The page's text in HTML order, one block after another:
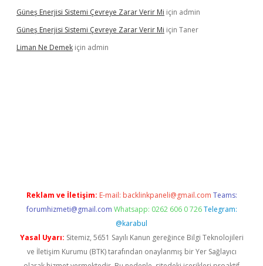
Güneş Enerjisi Sistemi Çevreye Zarar Verir Mi için admin
Güneş Enerjisi Sistemi Çevreye Zarar Verir Mi için Taner
Liman Ne Demek için admin
Reklam ve İletişim: E-mail: backlinkpaneli@gmail.com Teams:
forumhizmeti@gmail.com Whatsapp: 0262 606 0 726 Telegram:
@karabul
Yasal Uyarı: Sitemiz, 5651 Sayılı Kanun gereğince Bilgi Teknolojileri
ve İletişim Kurumu (BTK) tarafından onaylanmış bir Yer Sağlayıcı